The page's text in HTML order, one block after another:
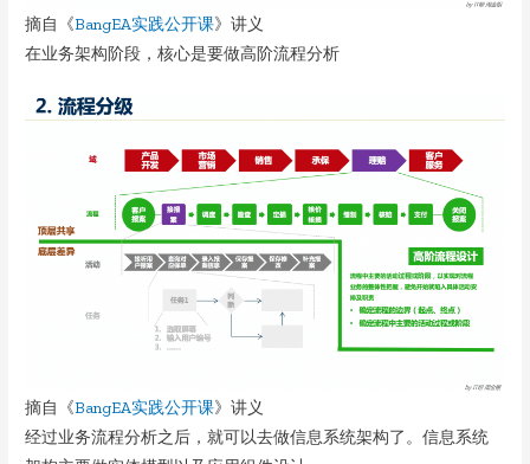
摘自《BangEA实践公开课》讲义
在业务架构阶段，核心是要做高阶流程分析
摘自《BangEA实践公开课》讲义
经过业务流程分析之后，就可以去做信息系统架构了。信息系统